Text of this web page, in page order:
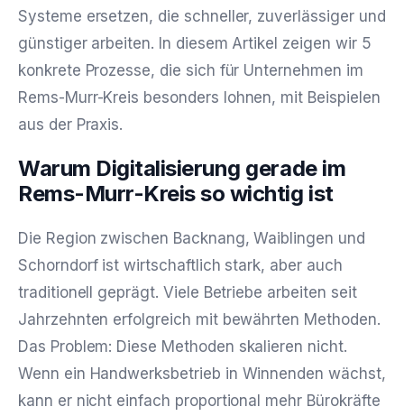
Systeme ersetzen, die schneller, zuverlässiger und
günstiger arbeiten. In diesem Artikel zeigen wir 5
konkrete Prozesse, die sich für Unternehmen im
Rems-Murr-Kreis besonders lohnen, mit Beispielen
aus der Praxis.
Warum Digitalisierung gerade im
Rems-Murr-Kreis so wichtig ist
Die Region zwischen Backnang, Waiblingen und
Schorndorf ist wirtschaftlich stark, aber auch
traditionell geprägt. Viele Betriebe arbeiten seit
Jahrzehnten erfolgreich mit bewährten Methoden.
Das Problem: Diese Methoden skalieren nicht.
Wenn ein Handwerksbetrieb in Winnenden wächst,
kann er nicht einfach proportional mehr Bürokräfte